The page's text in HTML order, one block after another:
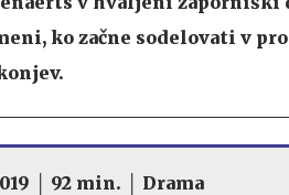
ko začne sodelovati v
│ 92 min. │ Drama